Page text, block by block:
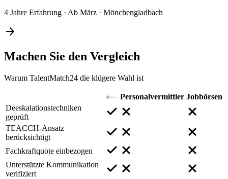
4 Jahre Erfahrung · Ab März · Mönchengladbach
Machen Sie den Vergleich
Warum TalentMatch24 die klügere Wahl ist
Personalvermittler Jobbörsen
Deeskalationstechniken
geprüft
TEACCH-Ansatz
berücksichtigt
Fachkraftquote einbezogen
Unterstützte Kommunikation
verifiziert